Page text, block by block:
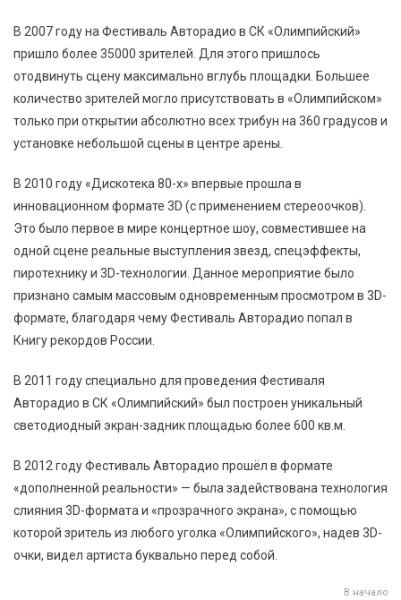
В 2007 году на Фестиваль Авторадио в СК «Олимпийский»
пришло более 35000 зрителей. Для этого пришлось
отодвинуть сцену максимально вглубь площадки. Большее
количество зрителей могло присутствовать в «Олимпийском»
только при открытии абсолютно всех трибун на 360 градусов и
установке небольшой сцены в центре арены.
В 2010 году «Дискотека 80-х» впервые прошла в
инновационном формате 3D (с применением стереоочков).
Это было первое в мире концертное шоу, совместившее на
одной сцене реальные выступления звезд, спецэффекты,
пиротехнику и 3D-технологии. Данное мероприятие было
признано самым массовым одновременным просмотром в 3D-
формате, благодаря чему Фестиваль Авторадио попал в
Книгу рекордов России.
В 2011 году специально для проведения Фестиваля
Авторадио в СК «Олимпийский» был построен уникальный
светодиодный экран-задник площадью более 600 кв.м.
В 2012 году Фестиваль Авторадио прошёл в формате
«дополненной реальности» — была задействована технология
слияния 3D-формата и «прозрачного экрана», с помощью
которой зритель из любого уголка «Олимпийского», надев 3D-
очки, видел артиста буквально перед собой.
В начало